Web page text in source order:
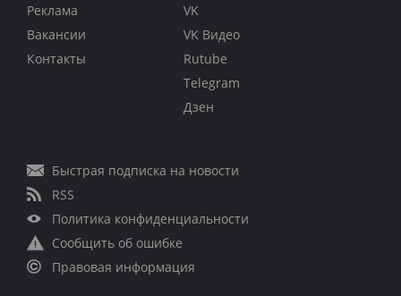
Реклама
Вакансии
Контакты
VK
VK Видео
Rutube
Telegram
Дзен
Быстрая подписка на новости
RSS
Политика конфиденциальности
Сообщить об ошибке
Правовая информация